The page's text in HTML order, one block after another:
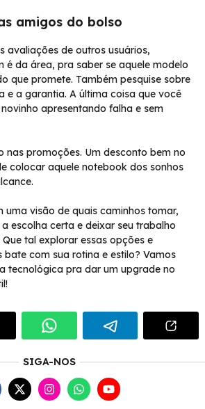
amigos do bolso
avaliações de outros usuários,
é da área, pra saber se aquele modelo
que promete. Também pesquise sobre
e a garantia. A última coisa que você
apresentando falha e sem
nas promoções. Um desconto bem no
colocar aquele notebook dos sonhos
uma visão de quais caminhos tomar,
escolha certa e deixar seu trabalho
tal explorar essas opções e
bate com sua rotina e estilo? Vamos
tecnológica pra dar um upgrade no
SIGA-NOS